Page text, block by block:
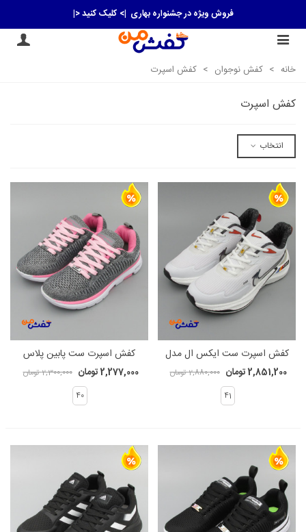
فروش ویژه در جشنواره بهاری |> کلیک کنید <|
خانه > کفش نوجوان > کفش اسپرت
کفش اسپرت
انتخاب
کفش اسپرت ست ایکس ال مدل
نایکی کد 15462,851,200 تومان
2,880,000 تومان
41
کفش اسپرت ست پابین پلاس
مدل اسکیچرز کد 1518
2,277,000 تومان
2,300,000 تومان
40